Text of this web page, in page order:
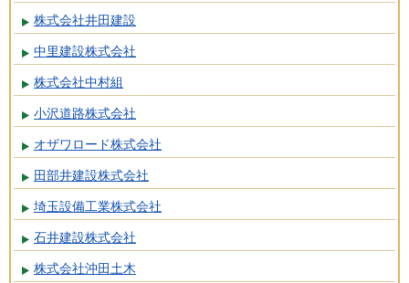
株式会社井田建設
中里建設株式会社
株式会社中村組
小沢道路株式会社
オザワロード株式会社
田部井建設株式会社
埼玉設備工業株式会社
石井建設株式会社
株式会社沖田土木